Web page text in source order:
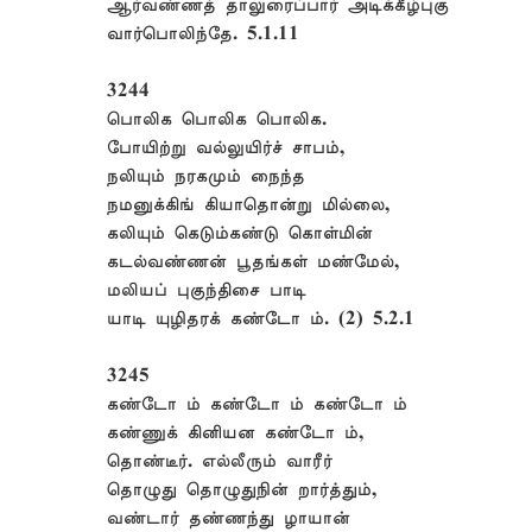
ஆர்வண்ணத் தாலுரைப்பார் அடிக்கீழ்புகு
வார்பொலிந்தே. 5.1.11
3244
பொலிக பொலிக பொலிக.
போயிற்று வல்லுயிர்ச் சாபம்,
நலியும் நரகமும் நைந்த
நமனுக்கிங் கியாதொன்று மில்லை,
கலியும் கெடும்கண்டு கொள்மின்
கடல்வண்ணன் பூதங்கள் மண்மேல்,
மலியப் புகுந்திசை பாடி
யாடி யுழிதரக் கண்டோ ம். (2) 5.2.1
3245
கண்டோ ம் கண்டோ ம் கண்டோ ம்
கண்ணுக் கினியன கண்டோ ம்,
தொண்டீர். எல்லீரும் வாரீர்
தொழுது தொழுதுநின் றார்த்தும்,
வண்டார் தண்ணந்து ழாயான்